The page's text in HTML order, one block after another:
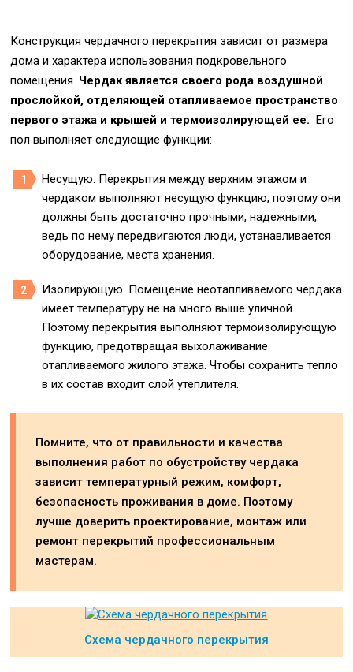
Конструкция чердачного перекрытия зависит от размера
дома и характера использования подкровельного
помещения. Чердак является своего рода воздушной
прослойкой, отделяющей отапливаемое пространство
первого этажа и крышей и термоизолирующей ее. Его
пол выполняет следующие функции:
Несущую. Перекрытия между верхним этажом и
чердаком выполняют несущую функцию, поэтому они
должны быть достаточно прочными, надежными,
ведь по нему передвигаются люди, устанавливается
оборудование, места хранения.
Изолирующую. Помещение неотапливаемого чердака
имеет температуру не на много выше уличной.
Поэтому перекрытия выполняют термоизолирующую
функцию, предотвращая выхолаживание
отапливаемого жилого этажа. Чтобы сохранить тепло
в их состав входит слой утеплителя.
Помните, что от правильности и качества
выполнения работ по обустройству чердака
зависит температурный режим, комфорт,
безопасность проживания в доме. Поэтому
лучше доверить проектирование, монтаж или
ремонт перекрытий профессиональным
мастерам.
Схема чердачного перекрытия